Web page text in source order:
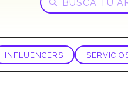
INFLUENCERS